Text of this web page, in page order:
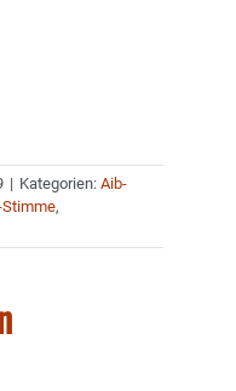
| Kategorien: Aib-
Stimme,